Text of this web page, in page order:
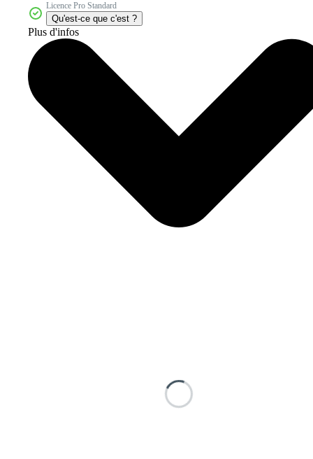
Licence Pro Standard
Qu'est-ce que c'est ?
Plus d'infos